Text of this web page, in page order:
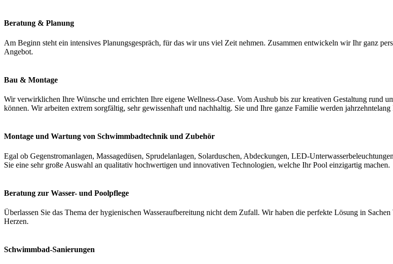
Beratung & Planung
Am Beginn steht ein intensives Planungsgespräch, für das wir uns viel Zeit nehmen. Zusammen entwickeln wir Ihr ganz
Angebot.
Bau & Montage
Wir verwirklichen Ihre Wünsche und errichten Ihre eigene Wellness-Oase. Vom Aushub bis zur kreativen Gestaltung rund
können. Wir arbeiten extrem sorgfältig, sehr gewissenhaft und nachhaltig. Sie und Ihre ganze Familie werden
Montage und Wartung von Schwimmbadtechnik und Zubehör
Egal ob Gegenstromanlagen, Massagedüsen, Sprudelanlagen, Solarduschen, Abdeckungen, LED-
Sie eine sehr große Auswahl an qualitativ hochwertigen und innovativen Technologien, welche Ihr Pool einzigartig machen.
Beratung zur Wasser- und Poolpflege
Überlassen Sie das Thema der hygienischen Wasseraufbereitung nicht dem Zufall. Wir haben die perfekte Lösung in
Herzen.
Schwimmbad-Sanierungen